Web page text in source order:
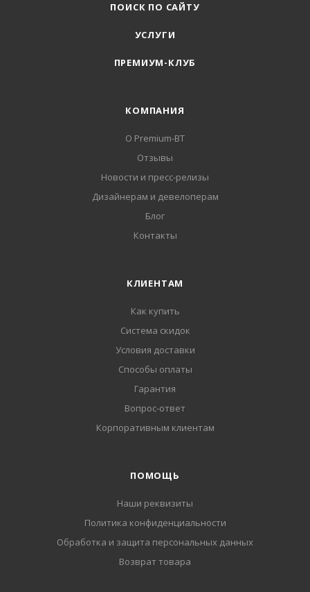
ПОИСК ПО САЙТУ
УСЛУГИ
ПРЕМИУМ-КЛУБ
КОМПАНИЯ
О Premium-BT
Отзывы
Новости и пресс-релизы
Дизайнерам и девелоперам
Блог
Контакты
КЛИЕНТАМ
Как купить
Система скидок
Условия доставки
Способы оплаты
Гарантия
Вопрос-ответ
Корпоративным клиентам
ПОМОЩЬ
Наши реквизиты
Политика конфиденциальности
Обработка и защита персональных данных
Возврат товара